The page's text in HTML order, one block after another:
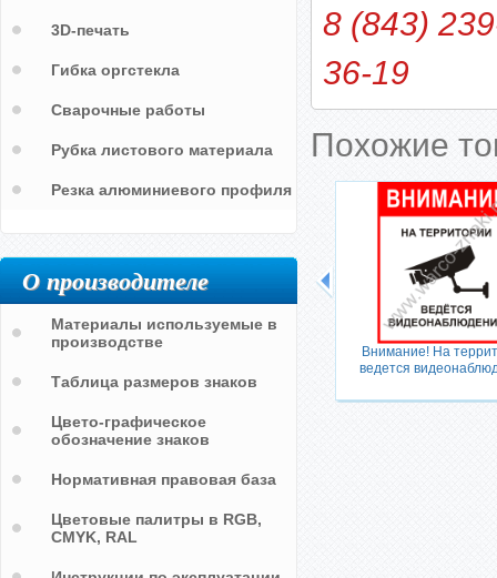
8 (843)
36-19
Похожие
Внимание! На
ведется
3D-печать
Гибка оргстекла
Сварочные работы
Рубка листового материала
Резка алюминиевого профиля
О производителе
Материалы используемые в
производстве
Таблица размеров знаков
Цвето-графическое
обозначение знаков
Нормативная правовая база
Цветовые палитры в RGB,
CMYK, RAL